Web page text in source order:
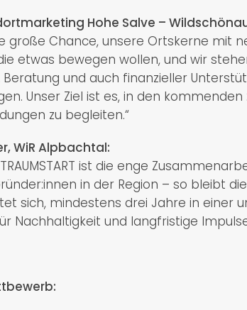
Hohe Salve –
große Chance, unsere Ortskerne mit
etwas bewegen wollen, und wir
und auch finanzieller
Unser Ziel ist es, in den kommenden
zu begleiten.“
WiR Alpbachtal:
ist die enge
in der Region – so bleibt
sich, mindestens drei Jahre in einer
Nachhaltigkeit und langfristige